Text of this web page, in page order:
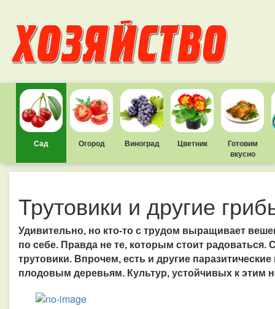
Сад Огород Виноград Цветник
Готовим
вкусно
Трутовики и другие
Удивительно, но кто-то с трудом выращивает
по себе. Правда не те, которым стоит радоваться.
трутовики. Впрочем, есть и другие
плодовым деревьям. Культур, устойчивых к этим